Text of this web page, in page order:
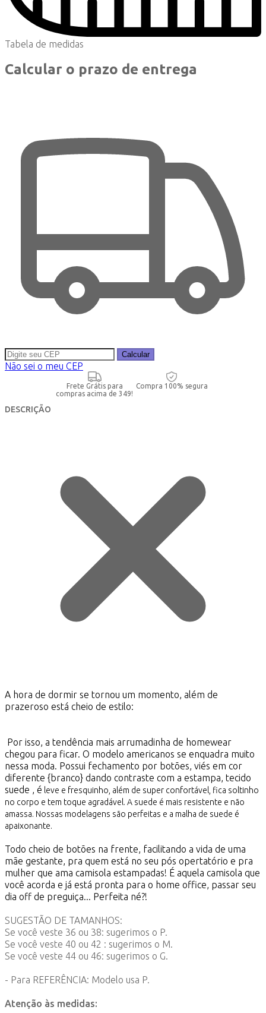
Tabela de medidas
Calcular o prazo de entrega
Calcular
Não sei o meu CEP
Frete Grátis para
compras acima de 349!
Compra 100% segura
DESCRIÇÃO
A hora de dormir se tornou um momento, além de
prazeroso está cheio de estilo:
Por isso, a tendência mais arrumadinha de homewear
chegou para ficar. O modelo americanos se enquadra muito
nessa moda. Possui fechamento por botões, viés em cor
diferente {branco} dando contraste com a estampa, tecido
suede , é leve e fresquinho, além de super confortável, fica soltinho
no corpo e tem toque agradável. A suede é mais resistente e não
amassa. Nossas modelagens são perfeitas e a malha de suede é
apaixonante.
Todo cheio de botões na frente, facilitando a vida de uma
mãe gestante, pra quem está no seu pós opertatório e pra
mulher que ama camisola estampadas! É aquela camisola que
você acorda e já está pronta para o home office, passar seu
dia off de preguiça... Perfeita né?!
SUGESTÃO DE TAMANHOS:
Se você veste 36 ou 38: sugerimos o P.
Se você veste 40 ou 42 : sugerimos o M.
Se você veste 44 ou 46: sugerimos o G.
- Para REFERÊNCIA: Modelo usa P.
Atenção às medidas: